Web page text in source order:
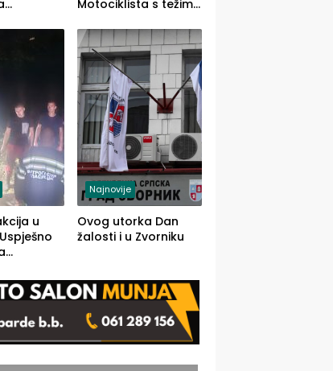
da je
rješenje
Motociklista s težim,
lakšim povredama
u
Najnovije
Ovog utorka Dan
žalosti i u Zvorniku